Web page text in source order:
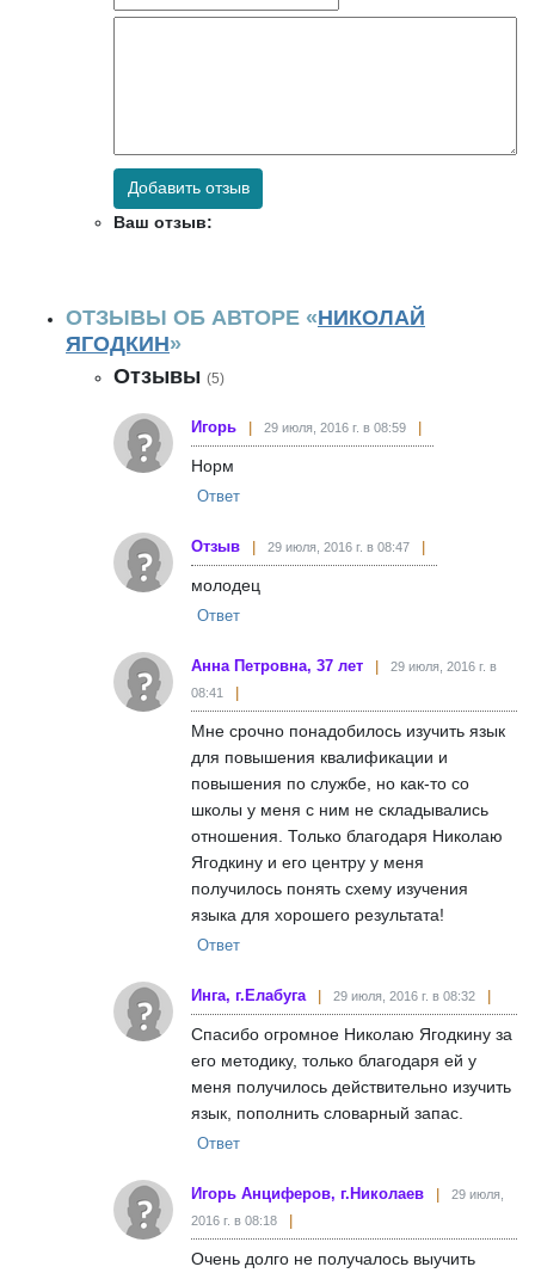
Добавить отзыв
Ваш отзыв:
ОТЗЫВЫ ОБ АВТОРЕ «НИКОЛАЙ
ЯГОДКИН»
Отзывы (5)
Игорь 29 июля, 2016 г. в 08:59
Норм
Ответ
Отзыв 29 июля, 2016 г. в 08:47
молодец
Ответ
Анна Петровна, 37 лет
29 июля, 2016 г. в
08:41
Мне срочно понадобилось изучить язык
для повышения квалификации и
повышения по службе, но как-то со
школы у меня с ним не складывались
отношения. Только благодаря Николаю
Ягодкину и его центру у меня
получилось понять схему изучения
языка для хорошего результата!
Ответ
Инга, г.Елабуга 29 июля, 2016 г. в 08:32
Спасибо огромное Николаю Ягодкину за
его методику, только благодаря ей у
меня получилось действительно изучить
язык, пополнить словарный запас.
Ответ
Игорь Анциферов, г.Николаев
29 июля,
2016 г. в 08:18
Очень долго не получалось выучить